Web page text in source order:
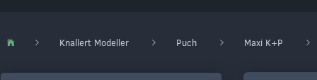
Knallert Modeller Puch Maxi K+P